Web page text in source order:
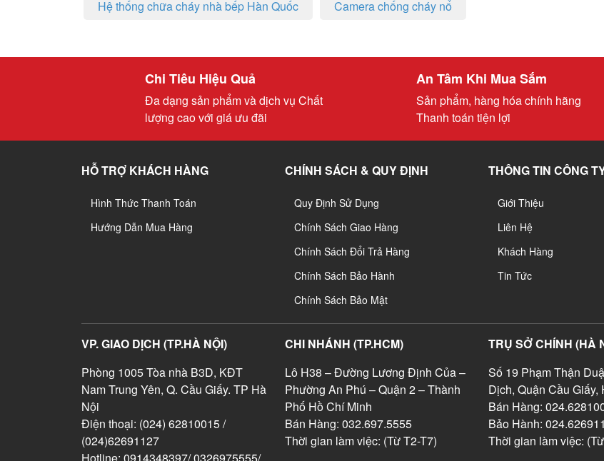
Hệ thống chữa cháy nhà bếp Hàn Quốc
Camera chống cháy nổ
Chi Tiêu Hiệu Quả
Đa dạng sản phẩm và dịch vụ Chất
lượng cao với giá ưu đãi
An Tâm Khi Mua Sắm
Sản phẩm, hàng hóa chính hãng
Thanh toán tiện lợi
HỖ TRỢ KHÁCH HÀNG
Hình Thức Thanh Toán
Hướng Dẫn Mua Hàng
CHÍNH SÁCH & QUY ĐỊNH
Quy Định Sử Dụng
Chính Sách Giao Hàng
Chính Sách Đổi Trả Hàng
Chính Sách Bảo Hành
Chính Sách Bảo Mật
THÔNG TIN CÔNG
Giới Thiệu
Liên Hệ
Khách Hàng
Tin Tức
VP. GIAO DỊCH (TP.HÀ NỘI)
Phòng 1005 Tòa nhà B3D, KĐT
Nam Trung Yên, Q. Cầu Giấy. TP Hà
Nội
Điện thoại: (024) 62810015 /
(024)62691127
CHI NHÁNH (TP.HCM)
Lô H38 – Đường Lương Định Của –
Phường An Phú – Quận 2 – Thành
Phố Hồ Chí Minh
Bán Hàng: 032.697.5555
Thời gian làm việc: (Từ T2-T7)
TRỤ SỞ CHÍNH (HÀ
Số 19 Phạm Thận
Dịch, Quận Cầu Giấy,
Bán Hàng:
Bảo Hành:
Thời gian làm việc: